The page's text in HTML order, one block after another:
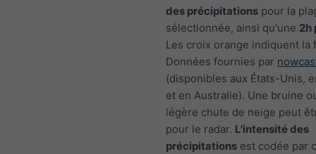
des précipitations pour la
sélectionnée, ainsi qu'une 2h
Les croix orange indiquent la
Données fournies par
(disponibles aux États-Unis,
et en Australie). Une bruine
légère chute de neige peut
pour le radar. L'intensité des
précipitations est codée par